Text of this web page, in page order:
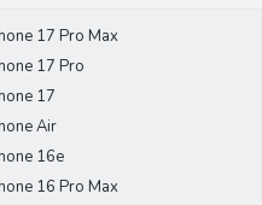
17 Pro Max
17 Pro
17
Air
16e
16 Pro Max